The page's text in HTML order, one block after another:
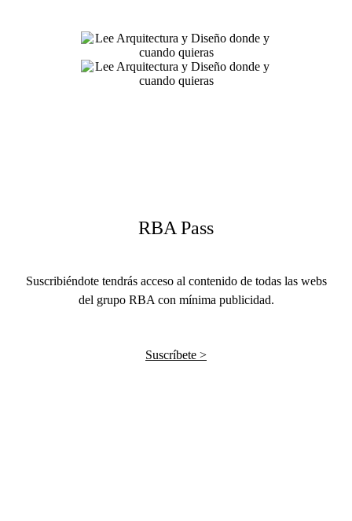
RBA Pass
Suscribiéndote tendrás acceso al contenido de todas las webs
del grupo RBA con mínima publicidad.
Suscríbete >